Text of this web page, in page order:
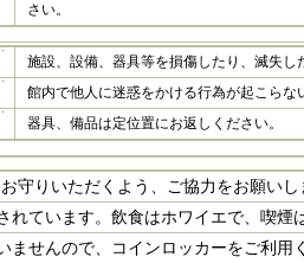
さい。
施設、設備、器具等を損傷したり、滅失し
館内で他人に迷惑をかける行為が起こらな
器具、備品は定位置にお返しください。
守りいただくよう、ご協力をお願いし
れています。飲食はホワイエで、喫煙
ませんので、コインロッカーをご利用